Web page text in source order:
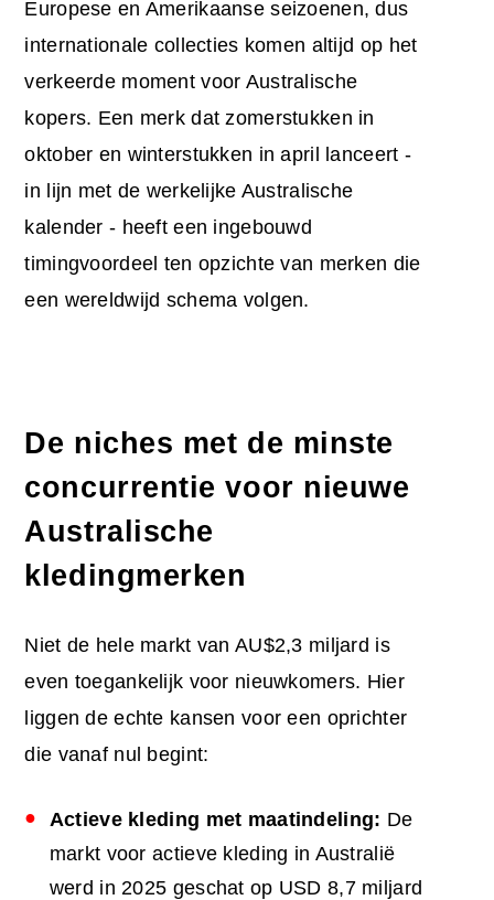
Europese en Amerikaanse seizoenen, dus
internationale collecties komen altijd op het
verkeerde moment voor Australische
kopers. Een merk dat zomerstukken in
oktober en winterstukken in april lanceert -
in lijn met de werkelijke Australische
kalender - heeft een ingebouwd
timingvoordeel ten opzichte van merken die
een wereldwijd schema volgen.
De niches met de minste
concurrentie voor nieuwe
Australische
kledingmerken
Niet de hele markt van AU$2,3 miljard is
even toegankelijk voor nieuwkomers. Hier
liggen de echte kansen voor een oprichter
die vanaf nul begint:
Actieve kleding met maatindeling: De
markt voor actieve kleding in Australië
werd in 2025 geschat op USD 8,7 miljard